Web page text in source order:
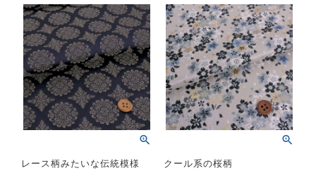
レース柄みたいな伝統模様
クール系の桜柄